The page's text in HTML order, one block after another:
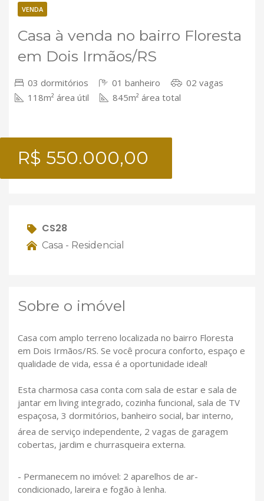
VENDA
Casa à venda no bairro Floresta
em Dois Irmãos/RS
03 dormitórios 01 banheiro
02 vagas
118m² área útil
845m² área total
R$ 550.000,00
CS28
Casa - Residencial
Sobre o imóvel
Casa com amplo terreno localizada no bairro Floresta
em Dois Irmãos/RS. Se você procura conforto, espaço e
qualidade de vida, essa é a oportunidade ideal!
Esta charmosa casa conta com sala de estar e sala de
jantar em living integrado, cozinha funcional, sala de TV
espaçosa, 3 dormitórios, banheiro social, bar interno,
área de serviço independente, 2 vagas de garagem
cobertas, jardim e churrasqueira externa.
- Permanecem no imóvel: 2 aparelhos de ar-
condicionado, lareira e fogão à lenha.